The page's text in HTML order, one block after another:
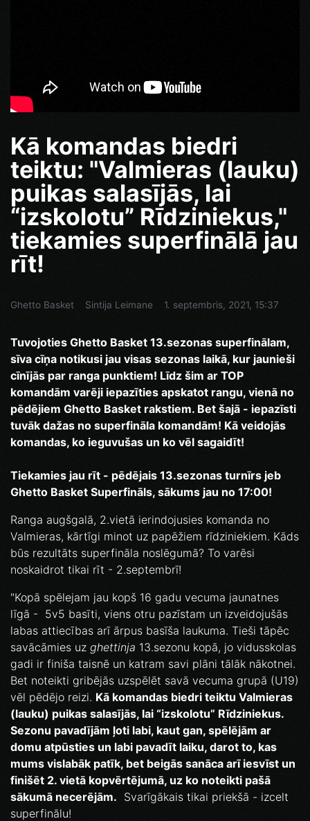
Kā komandas biedri
teiktu: "Valmieras (lauku)
puikas salasījās, lai
“izskolotu” Rīdziniekus,"
tiekamies superfinālā jau
rīt!
Ghetto Basket Sintija Leimane 1. septembris, 2021, 15:37
Tuvojoties Ghetto Basket 13.sezonas superfinālam,
sīva cīņa notikusi jau visas sezonas laikā, kur jaunieši
cīnījās par ranga punktiem! Līdz šim ar TOP
komandām varēji iepazīties apskatot rangu, vienā no
pēdējiem Ghetto Basket rakstiem. Bet šajā - iepazīsti
tuvāk dažas no superfināla komandām! Kā veidojās
komandas, ko ieguvušas un ko vēl sagaidīt!
Tiekamies jau rīt - pēdējais 13.sezonas turnīrs jeb
Ghetto Basket Superfināls, sākums jau no 17:00!
Ranga augšgalā, 2.vietā ierindojusies komanda no
Valmieras, kārtīgi minot uz papēžiem rīdziniekiem. Kāds
būs rezultāts superfināla noslēgumā? To varēsi
noskaidrot tikai rīt - 2.septembrī!
"Kopā spēlejam jau kopš 16 gadu vecuma jaunatnes
līgā - 5v5 basīti, viens otru pazīstam un izveidojušās
labas attiecības arī ārpus basīša laukuma. Tieši tāpēc
savācāmies uz ghettinja 13.sezonu kopā, jo vidusskolas
gadi ir finiša taisnē un katram savi plāni tālāk nākotnei.
Bet noteikti gribējās uzspēlēt savā vecuma grupā (U19)
vēl pēdējo reizi. Kā komandas biedri teiktu Valmieras
(lauku) puikas salasījās, lai “izskolotu” Rīdziniekus.
Sezonu pavadījām ļoti labi, kaut gan, spēlējām ar
domu atpūsties un labi pavadīt laiku, darot to, kas
mums vislabāk patīk, bet beigās sanāca arī iesvīst un
finišēt 2. vietā kopvērtējumā, uz ko noteikti pašā
sākumā necerējām. Svarīgākais tikai priekšā - izcelt
superfinālu!